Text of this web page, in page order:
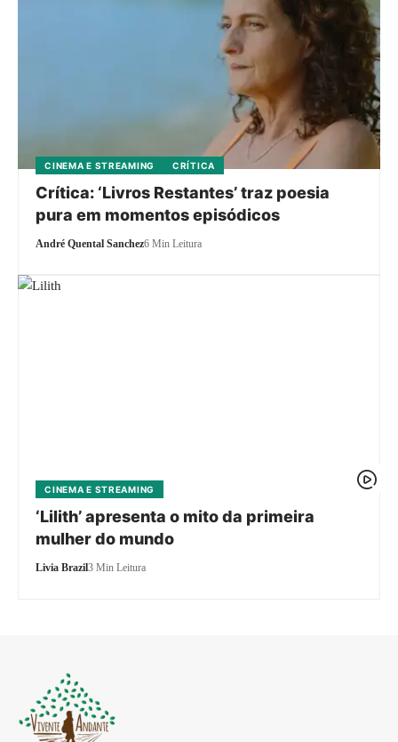
CINEMA E STREAMING CRÍTICA
Crítica: ‘Livros Restantes’ traz poesia
pura em momentos episódicos
André Quental Sanchez6 Min Leitura
CINEMA E STREAMING
‘Lilith’ apresenta o mito da primeira
mulher do mundo
Livia Brazil3 Min Leitura